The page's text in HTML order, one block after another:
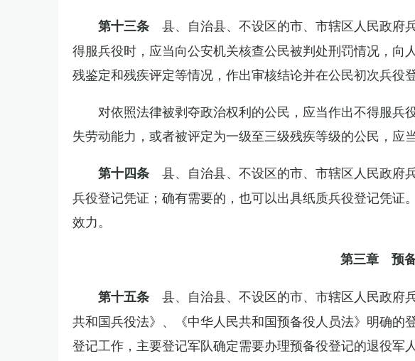
第十三条 县、自治县、不设区的市、市辖区人民政府
得服兵役时，应当向公安机关核查公民被判处刑罚情况，
残鉴定和残疾评定等情况，作出审核结论并在公民初次兵役
对依照法律被剥夺政治权利的公民，应当作出不得服
失劳动能力，或者被评定为一级至三级残疾等级的公民，应
第十四条 县、自治县、不设区的市、市辖区人民政府
兵役登记凭证；确有需要的，也可以出具纸质兵役登记凭
效力。
第三章 预
第十五条 县、自治县、不设区的市、市辖区人民政府
共和国兵役法》、《中华人民共和国预备役人员法》明确的
登记工作，主要登记军队确定需要办理预备役登记的退役军